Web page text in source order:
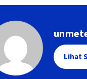
Lihat